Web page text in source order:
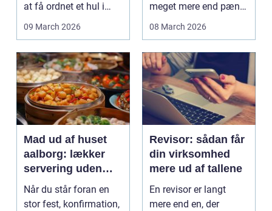
at få ordnet et hul i
tanden. For man...
09 March 2026
meget mere end pæne
vægge. Malerarbejde
08 March 2026
Mad ud af huset
aalborg: lækker
servering uden
stress
Når du står foran en
stor fest, konfirmation,
Revisor: sådan får
din virksomhed
mere ud af tallene
En revisor er langt
mere end en, der